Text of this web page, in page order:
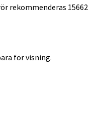
rekommenderas 15662
för visning.